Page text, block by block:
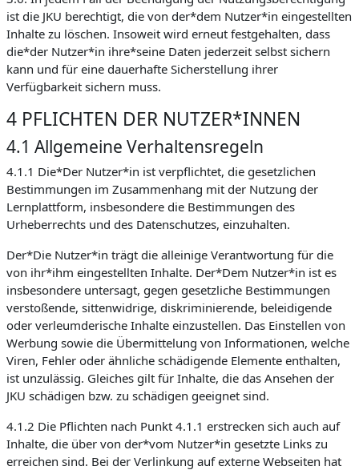
ist die JKU berechtigt, die von der*dem Nutzer*in eingestellten
Inhalte zu löschen. Insoweit wird erneut festgehalten, dass
die*der Nutzer*in ihre*seine Daten jederzeit selbst sichern
kann und für eine dauerhafte Sicherstellung ihrer
Verfügbarkeit sichern muss.
4 PFLICHTEN DER NUTZER*INNEN
4.1 Allgemeine Verhaltensregeln
4.1.1 Die*Der Nutzer*in ist verpflichtet, die gesetzlichen
Bestimmungen im Zusammenhang mit der Nutzung der
Lernplattform, insbesondere die Bestimmungen des
Urheberrechts und des Datenschutzes, einzuhalten.
Der*Die Nutzer*in trägt die alleinige Verantwortung für die
von ihr*ihm eingestellten Inhalte. Der*Dem Nutzer*in ist es
insbesondere untersagt, gegen gesetzliche Bestimmungen
verstoßende, sittenwidrige, diskriminierende, beleidigende
oder verleumderische Inhalte einzustellen. Das Einstellen von
Werbung sowie die Übermittelung von Informationen, welche
Viren, Fehler oder ähnliche schädigende Elemente enthalten,
ist unzulässig. Gleiches gilt für Inhalte, die das Ansehen der
JKU schädigen bzw. zu schädigen geeignet sind.
4.1.2 Die Pflichten nach Punkt 4.1.1 erstrecken sich auch auf
Inhalte, die über von der*vom Nutzer*in gesetzte Links zu
erreichen sind. Bei der Verlinkung auf externe Webseiten hat